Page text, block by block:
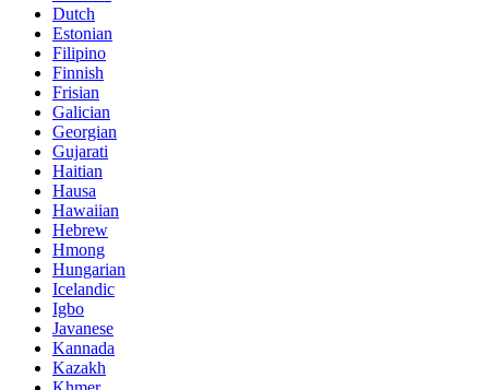
Dutch
Estonian
Filipino
Finnish
Frisian
Galician
Georgian
Gujarati
Haitian
Hausa
Hawaiian
Hebrew
Hmong
Hungarian
Icelandic
Igbo
Javanese
Kannada
Kazakh